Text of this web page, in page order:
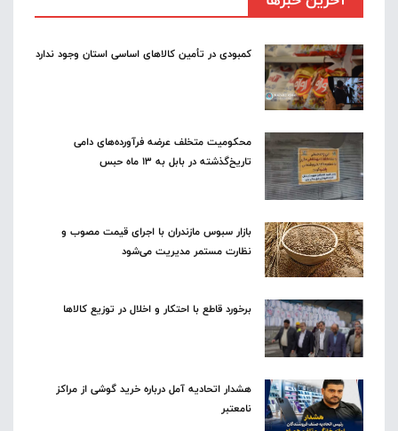
کمبودی در تأمین کالاهای اساسی استان وجود ندارد
محکومیت متخلف عرضه فرآورده‌های دامی
تاریخ‌گذشته در بابل به ۱۳ ماه حبس
بازار سبوس مازندران با اجرای قیمت مصوب و
نظارت مستمر مدیریت می‌شود
برخورد قاطع با احتکار و اخلال در توزیع کالاها
هشدار اتحادیه آمل درباره خرید گوشی از مراکز
نامعتبر